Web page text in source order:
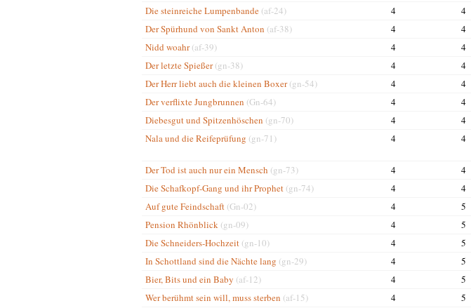
Die steinreiche Lumpenbande (af-24) 4 4
Der Spürhund von Sankt Anton (af-38) 4 4
Nidd woahr (af-39) 4 4
Der letzte Spießer (gn-38) 4 4
Der Herr liebt auch die kleinen Boxer (gn-54) 4 4
Der verflixte Jungbrunnen (Gn-64) 4 4
Diebesgut und Spitzenhöschen (gn-70) 4 4
Nala und die Reifeprüfung (gn-71) 4 4
Der Tod ist auch nur ein Mensch (gn-73) 4 4
Die Schafkopf-Gang und ihr Prophet (gn-74) 4 4
Auf gute Feindschaft (Gn-02) 4 5
Pension Rhönblick (gn-09) 4 5
Die Schneiders-Hochzeit (gn-10) 4 5
In Schottland sind die Nächte lang (gn-29) 4 5
Bier, Bits und ein Baby (af-12) 4 5
Wer berühmt sein will, muss sterben (af-15) 4 5